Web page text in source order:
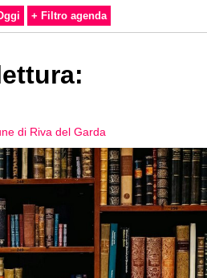
+ Filtro agenda
di Riva del Garda